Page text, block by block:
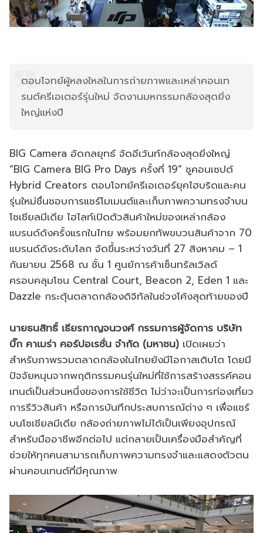
ตอบโจทย์ผู้หลงใหลในการถ่ายภาพและเหล่าคอนเท
รนต์ครีเอเตอร์รุ่นใหม่ จัดงานมหกรรมกล้องสุดยิ่ง
ใหญ่แห่งปี
BIG Camera อัดกลยุทธ์ จัดอีเว้นท์กล้องสุดยิ่งใหญ่
“BIG Camera BIG Pro Days ครั้งที่ 19” ชูคอนเซปต์
Hybrid Creators ตอบโจทย์ครีเอเตอร์ยุคไฮบริดและคน
รุ่นใหม่ชื่นชอบการแชร์โมเมนต์และเก็บภาพความทรงจำบน
โซเชียลมีเดีย ไฮไลท์เปิดตัวสินค้าใหม่ของเหล่ากล้อง
แบรนด์ดังครั้งแรกในไทย พร้อมยกทัพขบวนสินค้าจาก 70
แบรนด์ดังระดับโลก จัดขึ้นระหว่างวันที่ 27 สิงหาคม – 1
กันยายน 2568 ณ ชั้น 1 ศูนย์การค้าเซ็นทรัลเวิลด์
ครอบคลุมโซน Central Court, Beacon 2, Eden 1 และ
Dazzle กระตุ้นตลาดกล้องดิจิทัลในช่วงโค้งสุดท้ายของปี
นายธนสิทธิ์ เธียรกาญจนวงศ์ กรรมการผู้จัดการ บริษัท
บิ๊ก คาเมร่า คอร์ปอเรชั่น จำกัด (มหาชน) เปิดเผยว่า
สำหรับภาพรวมตลาดกล้องในไทยยังมีโอกาสเติบโต โดยมี
ปัจจัยหนุนจากพฤติกรรมคนรุ่นใหม่ที่ใช้การสร้างสรรค์คอน
เทนต์เป็นส่วนหนึ่งของการใช้ชีวิต ไม่ว่าจะเป็นการท่องเที่ยว
การรีวิวสินค้า หรือการบันทึกประสบการณ์ต่าง ๆ เพื่อแชร์
บนโซเชียลมีเดีย กล้องถ่ายภาพไม่ได้เป็นเพียงอุปกรณ์
สำหรับมืออาชีพอีกต่อไป แต่กลายเป็นเครื่องมือสำคัญที่
ช่วยให้ทุกคนสามารถเก็บภาพความทรงจำและแสดงตัวตน
ผ่านคอนเทนต์ที่มีคุณภาพ